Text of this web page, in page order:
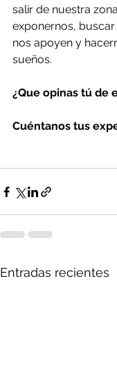
salir de nuestra
exponernos,
nos apoyen y
sueños.
¿Que opinas tú de
Cuéntanos tus
Entradas recientes